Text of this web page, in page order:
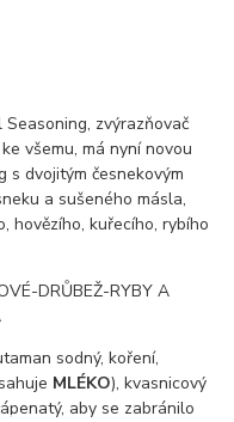
zvýrazňovač
všemu, má nyní novou
s dvojitým česnekovým
a sušeného másla,
hovězího, kuřecího, rybího
DRŮBEŽ-RYBY A
sodný, koření,
MLÉKO), kvasnicový
aby se zabránilo